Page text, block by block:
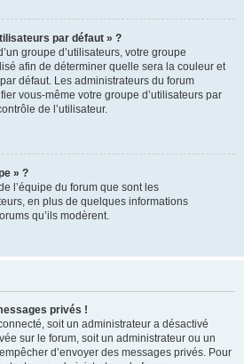
par défaut » ?
groupe d’utilisateurs, votre groupe
afin de déterminer quelle sera la couleur et
défaut. Les administrateurs du forum
vous-même votre groupe d’utilisateurs par
de l’utilisateur.
» ?
l’équipe du forum que sont les
en plus de quelques informations
qu’ils modèrent.
privés !
soit un administrateur a désactivé
sur le forum, soit un administrateur ou un
d’envoyer des messages privés. Pour